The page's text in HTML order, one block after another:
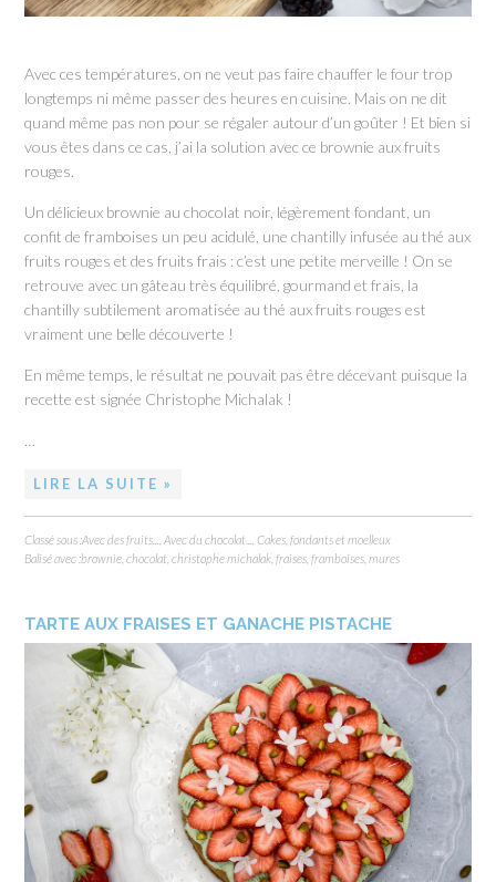
Avec ces températures, on ne veut pas faire chauffer le four trop
longtemps ni même passer des heures en cuisine. Mais on ne dit
quand même pas non pour se régaler autour d’un goûter ! Et bien si
vous êtes dans ce cas, j’ai la solution avec ce brownie aux fruits
rouges.
Un délicieux brownie au chocolat noir, légèrement fondant, un
confit de framboises un peu acidulé, une chantilly infusée au thé aux
fruits rouges et des fruits frais : c’est une petite merveille ! On se
retrouve avec un gâteau très équilibré, gourmand et frais, la
chantilly subtilement aromatisée au thé aux fruits rouges est
vraiment une belle découverte !
En même temps, le résultat ne pouvait pas être décevant puisque la
recette est signée Christophe Michalak !
…
LIRE LA SUITE »
Classé sous :Avec des fruits... ,Avec du chocolat... ,Cakes, fondants et moelleux
Balisé avec :brownie ,chocolat ,christophe michalak ,fraises ,framboises ,mures
TARTE AUX FRAISES ET GANACHE PISTACHE